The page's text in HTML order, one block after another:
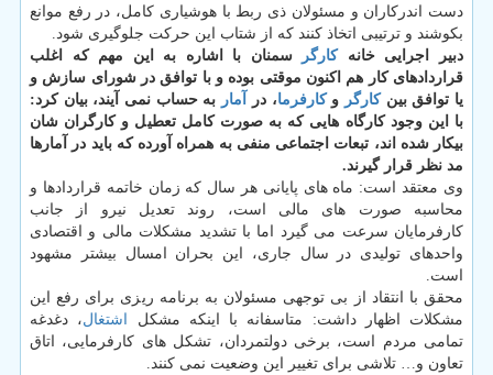
دست اندركاران و مسئولان ذی ربط با هوشیاری كامل، در رفع موانع
بكوشند و ترتیبی اتخاذ كنند كه از شتاب این حركت جلوگیری شود.
دبیر اجرایی خانهكارگر
سمنان با اشاره به این مهم كه اغلب
قراردادهای كار هم اكنون موقتی بوده و با توافق در شورای سازش و
یا توافق بینكارگر وكارفرما، در آمار به حساب نمی آیند، بیان كرد:
با این وجود كارگاه هایی كه به صورت كامل تعطیل و كارگران شان
بیكار شده اند، تبعات اجتماعی منفی به همراه آورده كه باید در آمارها
مد نظر قرار گیرند.
وی معتقد است: ماه های پایانی هر سال كه زمان خاتمه قراردادها و
محاسبه صورت های مالی است، روند تعدیل نیرو از جانب
كارفرمایان سرعت می گیرد اما با تشدید مشكلات مالی و اقتصادی
واحدهای تولیدی در سال جاری، این بحران امسال بیشتر مشهود
است.
محقق با انتقاد از بی توجهی مسئولان به برنامه ریزی برای رفع این
مشكلات اظهار داشت: متاسفانه با اینكه مشكل
اشتغال، دغدغه
تمامی مردم است، برخی دولتمردان، تشكل های كارفرمایی، اتاق
تعاون و… تلاشی برای تغییر این وضعیت نمی كنند.